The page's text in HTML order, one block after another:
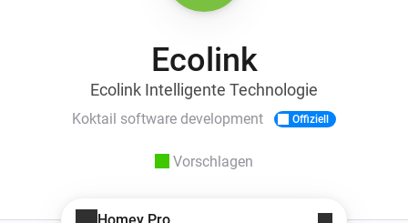
Ecolink
Ecolink Intelligente Technologie
Koktail software development Offiziell
Vorschlagen